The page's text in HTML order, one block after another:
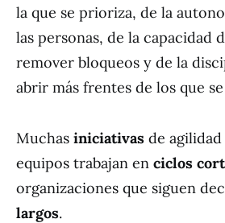
la que se prioriza, de la
las personas, de la capacidad
remover bloqueos y de la
abrir más frentes de los que
Muchas iniciativas de agilidad
equipos trabajan en ciclos
organizaciones que siguen
largos.